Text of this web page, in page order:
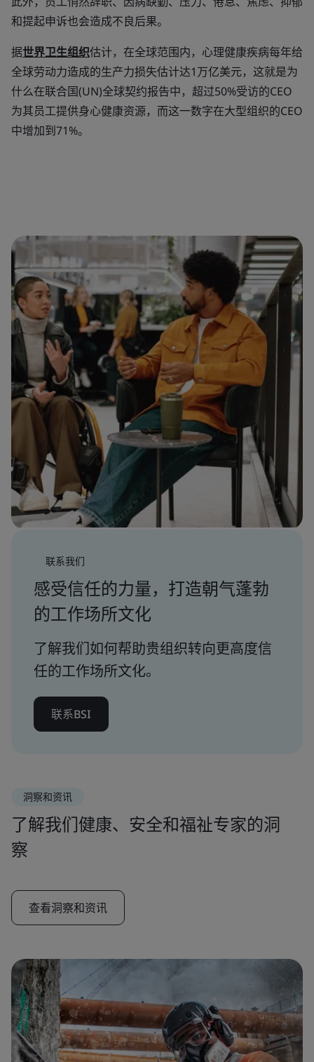
和提起申诉也会造成不良后果。
据世界卫生组织估计，在全球范围内，心理健康疾病每年给
全球劳动力造成的生产力损失估计达1万亿美元，这就是为
什么在联合国(UN)全球契约报告中，超过50%受访的CEO
为其员工提供身心健康资源，而这一数字在大型组织的CEO
中增加到71%。
联系我们
感受信任的力量，打造朝气蓬勃
的工作场所文化
了解我们如何帮助贵组织转向更高度信
任的工作场所文化。
联系BSI
洞察和资讯
了解我们健康、安全和福祉专家的洞
察
查看洞察和资讯